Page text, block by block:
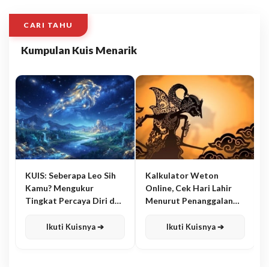
CARI TAHU
Kumpulan Kuis Menarik
KUIS: Seberapa Leo Sih
Kamu? Mengukur
Tingkat Percaya Diri dan
Ikuti Kuisnya ➔
Kalkulator Weton
Online, Cek Hari Lahir
Menurut Penanggalan
Ikuti Kuisnya ➔